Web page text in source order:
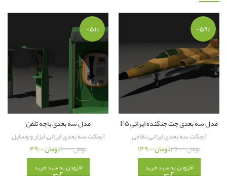
فقط۱۴۰ هزار تومان
نام مدل سه بعدی : خودرو پژو پارس سال
تکسچر : دارد + نرمال + بامپ + متالیک + …
طراحی شده با : C۴D
حجم کل فایل : ۵۸ مگابایت
-۵۹%
مدل سه بعدی جت جنگنده ایرانی F۵
آبجکت سه بعدی ایرانی,نظامی
تومان۳۶۰,۰۰۰تومان۱۴۹,۰۰۰
افزودن به سبد خرید
-۵۱%
مدل سه بعدی باجه تلفن
آبجکت سه بعدی ایرانی,ابزار و وسایل
تومان۱۰۰,۰۰۰تومان۴۹,۰۰۰
افزودن به سبد خرید